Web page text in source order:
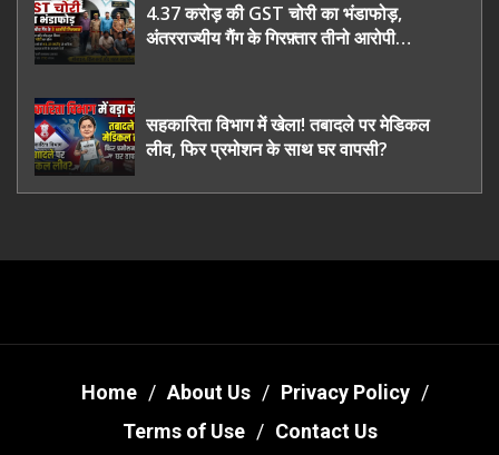
4.37 करोड़ की GST चोरी का भंडाफोड़,
अंतरराज्यीय गैंग के गिरफ़्तार तीनो आरोपी
सहकारिता विभाग में खेला! तबादले पर मेडिकल
लीव, फिर प्रमोशन के साथ घर वापसी?
Home About Us
Privacy Policy
Terms of Use
Contact Us